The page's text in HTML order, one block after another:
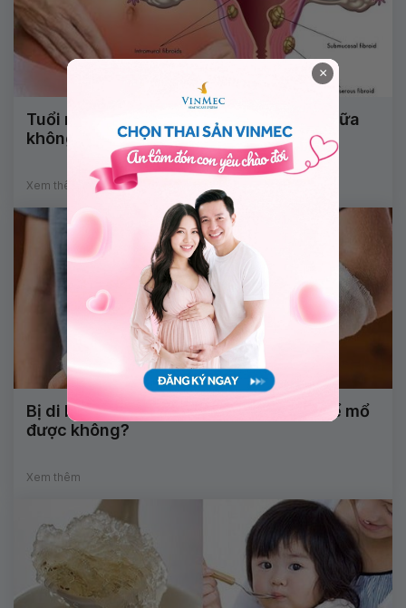
Tuổi mãn kinh có phải mổ u xơ tử cung nữa
không?
Xem thêm
Bị di lệch xương sau bó lá cố định có thể mổ
được không?
Xem thêm
×